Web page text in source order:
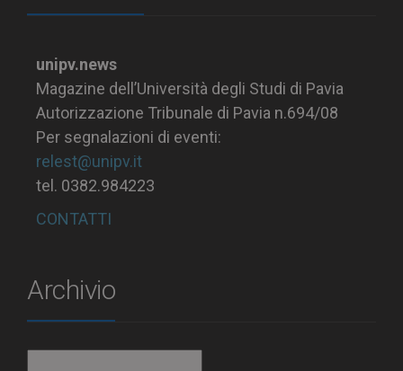
unipv.news
Magazine dell’Università degli Studi di Pavia
Autorizzazione Tribunale di Pavia n.694/08
Per segnalazioni di eventi:
relest@unipv.it
tel. 0382.984223
CONTATTI
Archivio